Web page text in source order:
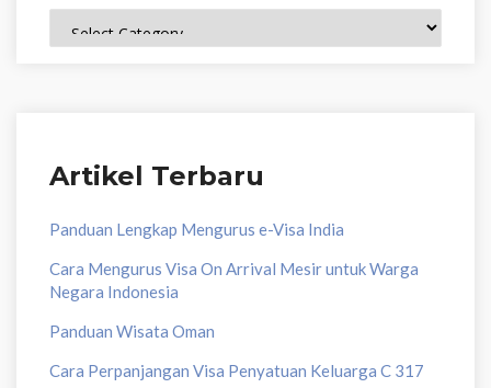
Artikel Terbaru
Panduan Lengkap Mengurus e-Visa India
Cara Mengurus Visa On Arrival Mesir untuk Warga
Negara Indonesia
Panduan Wisata Oman
Cara Perpanjangan Visa Penyatuan Keluarga C 317